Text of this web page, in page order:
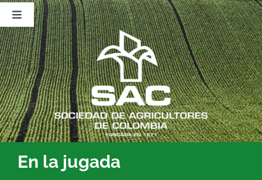
Saltar
contenido
Toggle
Navigation
Nosotros
Publicaciones
Sala de Prensa
Eventos
En la jugada